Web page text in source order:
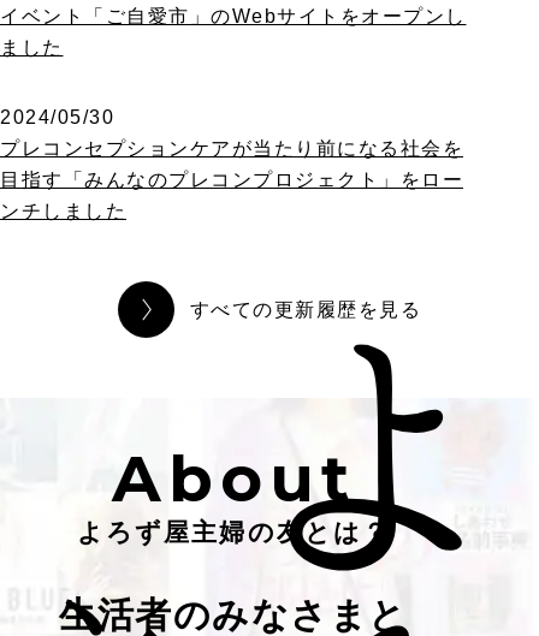
イベント「ご自愛市」のWebサイトをオープンし
ました
2024/05/30
プレコンセプションケアが当たり前になる社会を
目指す「みんなのプレコンプロジェクト」をロー
ンチしました
すべての更新履歴を見る
よろず屋主婦の友とは？
About
生活者のみなさまと